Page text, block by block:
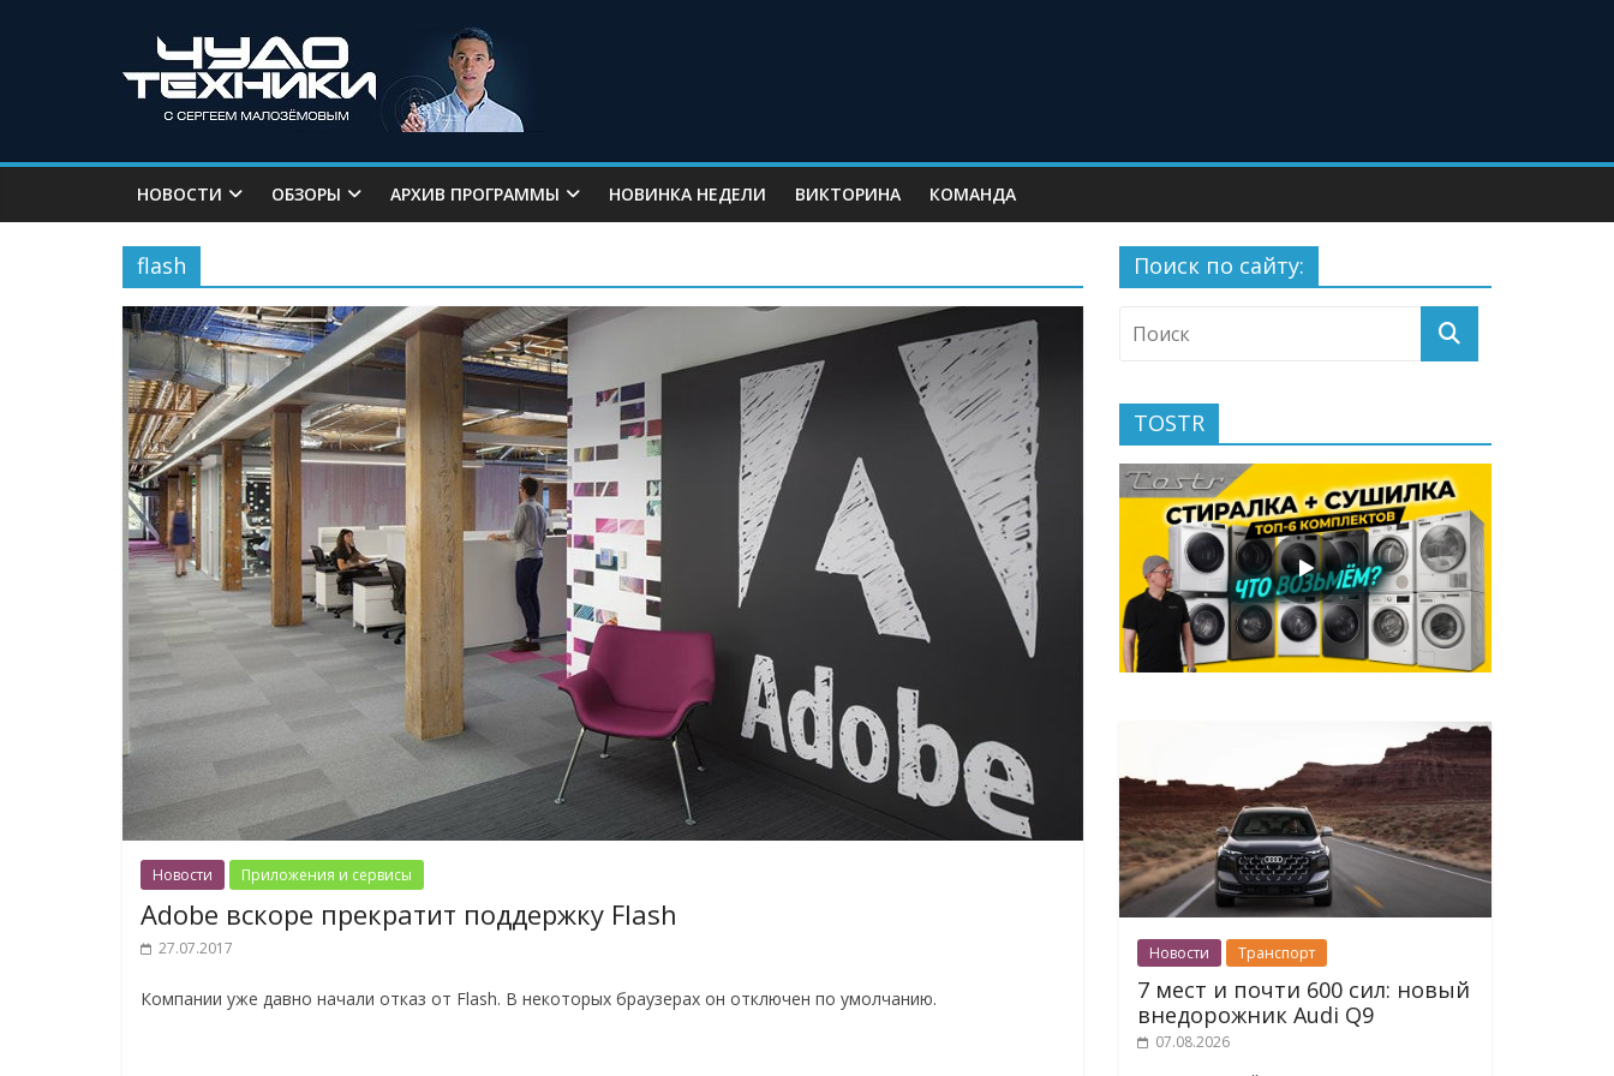
НОВОСТИ ОБЗОРЫ АРХИВ ПРОГРАММЫ НОВИНКА НЕДЕЛИ ВИКТОРИНА КОМАНДА
flash
Новости Приложения и сервисы
Adobe вскоре прекратит поддержку Flash
27.07.2017
Компании уже давно начали отказ от Flash. В некоторых браузерах он отключен по умолчанию.
Поиск по сайту:
TOSTR
Новости Транспорт
7 мест и почти 600 сил: новый
внедорожник Audi Q9
07.08.2026